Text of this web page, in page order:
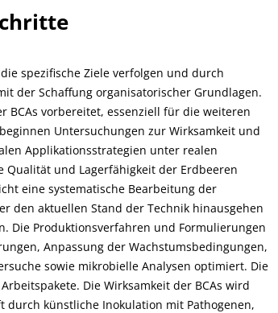
spezifische Ziele verfolgen und durch
der Schaffung organisatorischer Grundlagen.
BCAs vorbereitet, essenziell für die weiteren
Untersuchungen zur Wirksamkeit und
Applikationsstrategien unter realen
und Lagerfähigkeit der Erdbeeren
eine systematische Bearbeitung der
den aktuellen Stand der Technik hinausgehen
Die Produktionsverfahren und Formulierungen
Anpassung der Wachstumsbedingungen,
sowie mikrobielle Analysen optimiert. Die
Die Wirksamkeit der BCAs wird
künstliche Inokulation mit Pathogenen,